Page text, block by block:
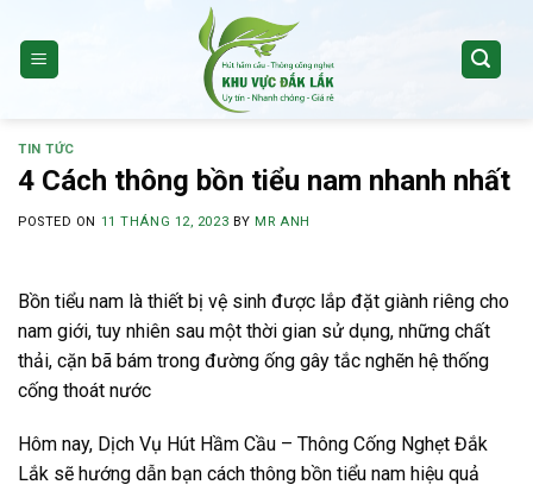
content
TIN TỨC
4 Cách thông bồn tiểu nam nhanh nhất
POSTED ON 11 THÁNG 12, 2023 BY MR ANH
Bồn tiểu nam là thiết bị vệ sinh được lắp đặt giành riêng cho
nam giới, tuy nhiên sau một thời gian sử dụng, những chất
thải, cặn bã bám trong đường ống gây tắc nghẽn hệ thống
cống thoát nước
Hôm nay, Dịch Vụ Hút Hầm Cầu – Thông Cống Nghẹt Đắk
Lắk sẽ hướng dẫn bạn cách thông bồn tiểu nam hiệu quả